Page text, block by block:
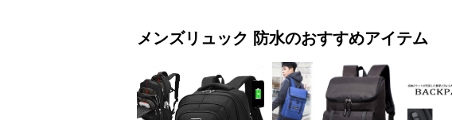
メンズリュック 防水のおすすめアイテム